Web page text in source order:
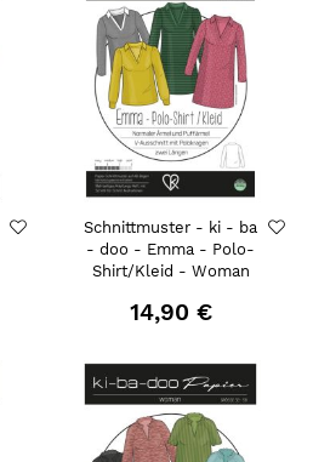
Schnittmuster - ki - ba
- doo - Emma - Polo-
Shirt/Kleid - Woman
14,90 €